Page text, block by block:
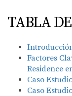
TABLA
Factores
Residence
Caso
Caso